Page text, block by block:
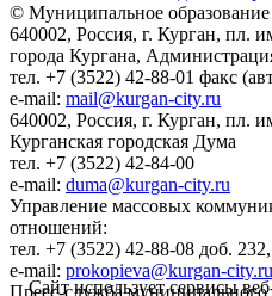
© Муниципальное образование
640002, Россия, г. Курган, пл.
города Кургана,
тел. +7 (3522) 42-88-01 факс
e-mail: mail@kurgan-city.ru
640002, Россия, г. Курган,
Курганская городская Дума
тел. +7 (3522) 42-84-00
e-mail: duma@kurgan-city.ru
Управление массовых
отношений:
тел. +7 (3522) 42-88-08 доб.
e-mail: prokopieva@kurgan-city.ru
Пресс-служба муниципального
Сайт использует сервисы